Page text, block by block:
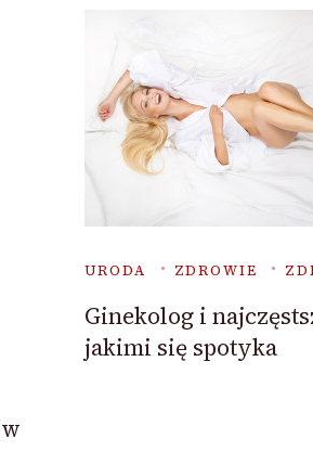
URODA ZDROWIE
Ginekolog i
jakimi się spotyka